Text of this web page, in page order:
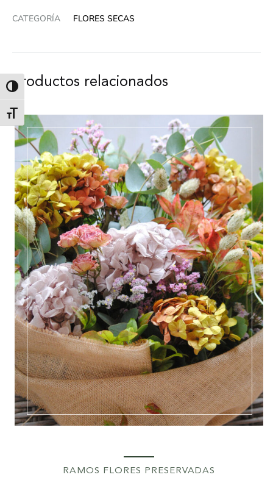
Alternar alto contraste
Alternar tamaño de letra
CATEGORÍA FLORES SECAS
Productos relacionados
RAMOS FLORES PRESERVADAS